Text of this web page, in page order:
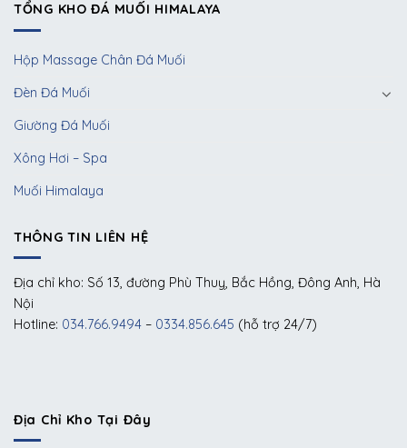
TỔNG KHO ĐÁ MUỐI HIMALAYA
Hộp Massage Chân Đá Muối
Đèn Đá Muối
Giường Đá Muối
Xông Hơi – Spa
Muối Himalaya
THÔNG TIN LIÊN HỆ
Địa chỉ kho: Số 13, đường Phù Thuỵ, Bắc Hồng, Đông Anh, Hà
Nội
Hotline: 034.766.9494 – 0334.856.645 (hỗ trợ 24/7)
Địa Chỉ Kho Tại Đây